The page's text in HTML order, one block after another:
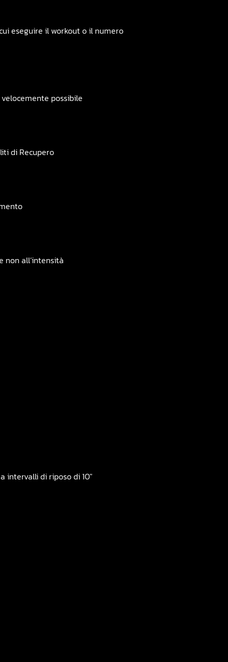
eseguire il workout o il numero
possibile
di Recupero
non all’intensità
intervalli di riposo di 10″